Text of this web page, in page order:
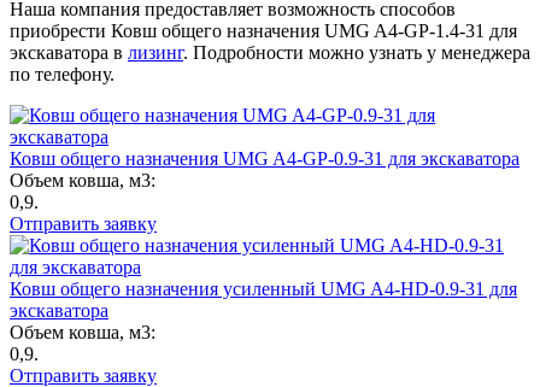
Наша компания предоставляет возможность способов
приобрести Ковш общего назначения UMG A4-GP-1.4-31 для
экскаватора в лизинг. Подробности можно узнать у менеджера
по телефону.
Ковш общего назначения UMG A4-GP-0.9-31 для экскаватора
Объем ковша, м3:
0,9.
Отправить заявку
Ковш общего назначения усиленный UMG A4-HD-0.9-31 для
экскаватора
Объем ковша, м3:
0,9.
Отправить заявку